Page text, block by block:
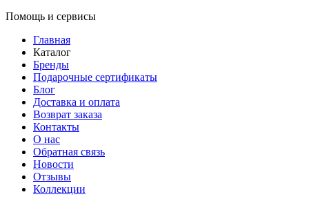
Помощь и сервисы
Главная
Каталог
Бренды
Подарочные сертификаты
Блог
Доставка и оплата
Возврат заказа
Контакты
О нас
Обратная связь
Новости
Отзывы
Коллекции